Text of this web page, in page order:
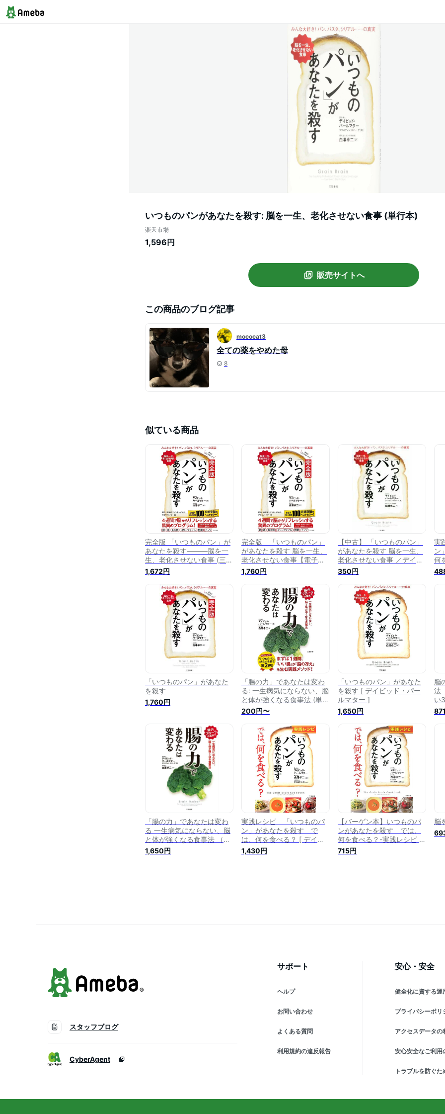
いつものパンがあなたを殺す: 脳を一生、老化させない食事 (単行本)
楽天市場
1,596円
販売サイトへ
この商品のブログ記事
mococat3
全ての薬をやめた母
8
似ている商品
完全版 「いつものパン」が
あなたを殺す―――脳を一
生、老化させない食事 (三笠
書房 電子書籍)
1,672円
完全版 「いつものパン」
があなたを殺す 脳を一生、
老化させない食事【電子書
籍】[ デイビッド・パールマ
ター ]
1,760円
【中古】 「いつものパン」
があなたを殺す 脳を一生、
老化させない食事 ／デイビ
ッド・パールマター(著者),
クリスティン・ロバーグ(著
者),白澤卓二(訳者) 【中古】
350円
実
ン
何
「いつものパン」があなた
を殺す
1,760円
「腸の力」であなたは変わ
る: 一生病気にならない、脳
と体が強くなる食事法 (単行
本)
200円〜
「いつものパン」があなた
を殺す [ デイビッド・パー
ルマター ]
1,650円
脳
法
い
本)
「腸の力」であなたは変わ
る 一生病気にならない、脳
と体が強くなる食事法 （単
行本） [ デイビッド・パー
ルマター ]
1,650円
実践レシピ 「いつものパ
ン」があなたを殺す で
は、何を食べる？ [ デイビ
ッド・パールマター ]
1,430円
【バーゲン本】いつものパ
ンがあなたを殺す では、
何を食べる？-実践レシピ [
デイビッド・パールマター ]
715円
脳
スタッフブログ
CyberAgent
サポート
ヘルプ
お問い合わせ
よくある質問
利用規約の違反報告
安心・安全
健全化に資する運
プライバシーポリ
アクセスデータの
安心安全なご利用
トラブルを防ぐた